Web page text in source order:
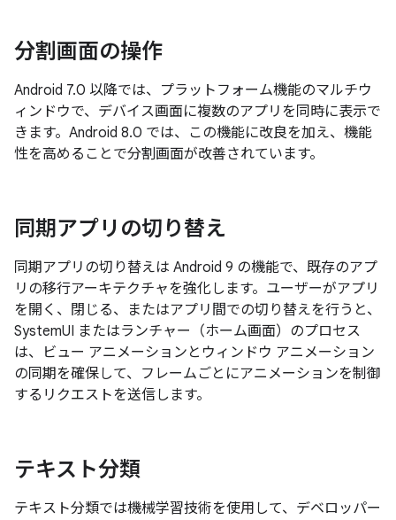
分割画面の操作
Android 7.0 以降では、プラットフォーム機能のマルチウ
ィンドウで、デバイス画面に複数のアプリを同時に表示で
きます。Android 8.0 では、この機能に改良を加え、機能
性を高めることで分割画面が改善されています。
同期アプリの切り替え
同期アプリの切り替えは Android 9 の機能で、既存のアプ
リの移行アーキテクチャを強化します。ユーザーがアプリ
を開く、閉じる、またはアプリ間での切り替えを行うと、
SystemUI またはランチャー（ホーム画面）のプロセス
は、ビュー アニメーションとウィンドウ アニメーション
の同期を確保して、フレームごとにアニメーションを制御
するリクエストを送信します。
テキスト分類
テキスト分類では機械学習技術を使用して、デベロッパー